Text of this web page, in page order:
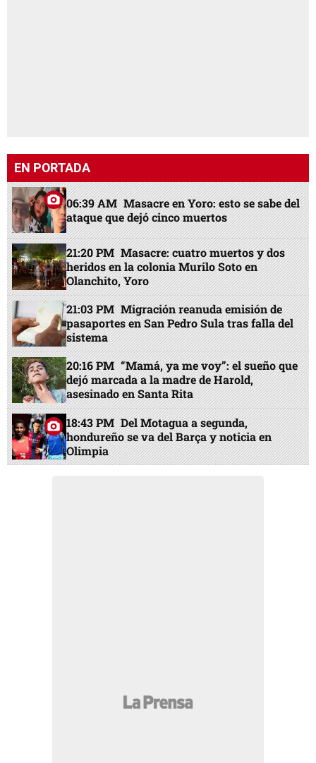
EN PORTADA
06:39 AM Masacre en Yoro: esto se sabe del
ataque que dejó cinco muertos
21:20 PM Masacre: cuatro muertos y dos
heridos en la colonia Murilo Soto en
Olanchito, Yoro
21:03 PM Migración reanuda emisión de
pasaportes en San Pedro Sula tras falla del
sistema
20:16 PM “Mamá, ya me voy”: el sueño que
dejó marcada a la madre de Harold,
asesinado en Santa Rita
18:43 PM Del Motagua a segunda,
hondureño se va del Barça y noticia en
Olimpia